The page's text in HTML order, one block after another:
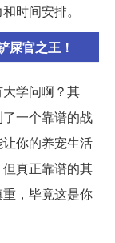
时间安排。
屎官之王！
学问啊？其
一个靠谱的战
你的养宠生活
真正靠谱的其
，毕竟这是你